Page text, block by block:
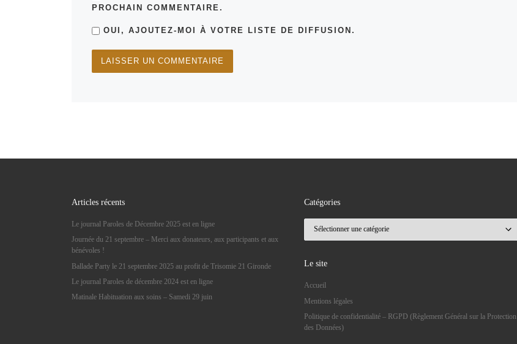
PROCHAIN COMMENTAIRE.
OUI, AJOUTEZ-MOI À VOTRE LISTE DE DIFFUSION.
Articles récents
Le journal Paroles de Décembre 2025 est en ligne
Journée du 21 septembre – Merci aux donateurs, aux participants et aux
bénévoles !
Ballade Party le 21 septembre 2025 au profit de Trisomie 21 Gironde
Le journal Paroles de décembre 2024 est en ligne
Matinale Habituation aux soins – Samedi 29 juin
Catégories
Le site
Accueil
Mentions légales
Politique de confidentialité – RGPD (Règlement Général sur la Protection
des Données)